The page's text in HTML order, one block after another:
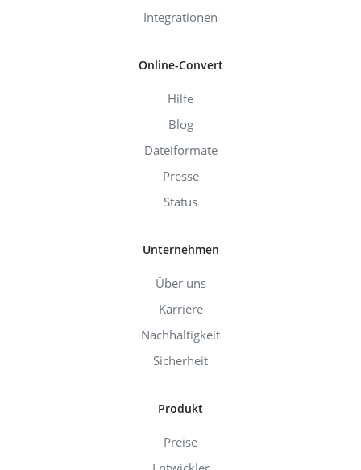
Integrationen
Online-Convert
Hilfe
Blog
Dateiformate
Presse
Status
Unternehmen
Über uns
Karriere
Nachhaltigkeit
Sicherheit
Produkt
Preise